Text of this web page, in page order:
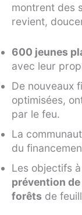
montrent des
revient,
600 jeunes
avec leur
De nouveaux
optimisées,
par le feu.
La
du
Les objectifs
prévention
forêts de